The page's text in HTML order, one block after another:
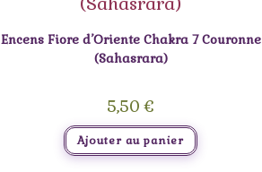
Encens Fiore d’Oriente Chakra 7 Couronne
(Sahasrara)
5,50€
Ajouter au panier